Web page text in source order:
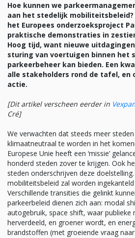
Hoe kunnen we
aan het stedelijk
het Europees onderzoeksproject
praktische demonstraties in
Hoog tijd, want nieuwe
sturing van voertuigen binnen het
parkeerbeheer kan bieden. Een
alle stakeholders rond de tafel, en
actie.
[Dit artikel verscheen eerder in
Cré]
We verwachten dat steeds meer
klimaatneutraal te worden in het
Europese Unie heeft een ‘missie’
honderd steden zover te krijgen. Ook
steden onderschrijven deze
mobiliteitsbeleid zal worden
Verschillende transities die gelinkt
parkeerbeleid dienen zich aan: modal
autogebruik, space shift, waar publieke
herverdeeld, en groener wordt, en
brandstoffen (met groeiende vraag